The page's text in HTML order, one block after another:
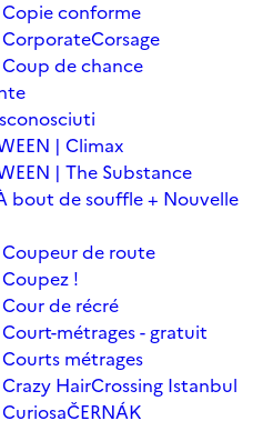
conforme
Corsage
de chance
| Climax
| The Substance
bout de souffle + Nouvelle
de route
!
de récré
métrages - gratuit
métrages
HairCrossing Istanbul
ČERNÁK